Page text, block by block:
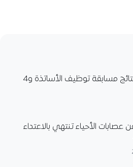
وزارة التربية تعلن نتائج مسابقة توظيف الأساتذة و4
عصابات الأحياء تنتهي بالاعتداء